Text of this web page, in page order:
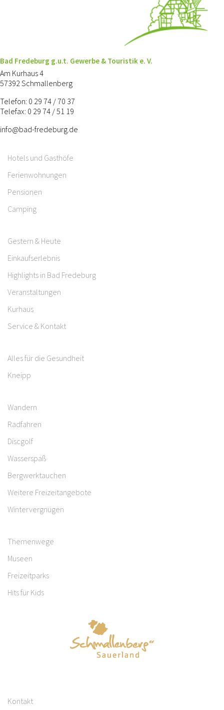
Bad Fredeburg g.u.t. Gewerbe & Touristik e. V.
Am Kurhaus 4
57392 Schmallenberg
Telefon: 0 29 74 / 70 37
Telefax: 0 29 74 / 51 19
info@bad-fredeburg.de
Hotels und Gasthöfe
Ferienwohnungen
Pensionen
Camping
Gestern & Heute
Einkaufserlebnis
Highlights in Bad Fredeburg
Veranstaltungen
Kurhaus
Service & Kontakt
Alles für die Gesundheit
Kneipp
Wandern
Radfahren
Discgolf
Wasserspaß
Bergwerktauchen
Weitere Freizeitangebote
Wintervergnügen
Themenwege
Museen
Freizeitparks
Hits für Kids
Kontakt